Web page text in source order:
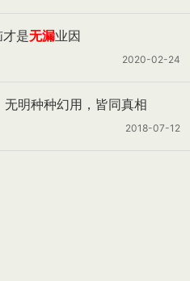
是无漏业因
2020-02-24
无明种种幻用，皆同真相
2018-07-12